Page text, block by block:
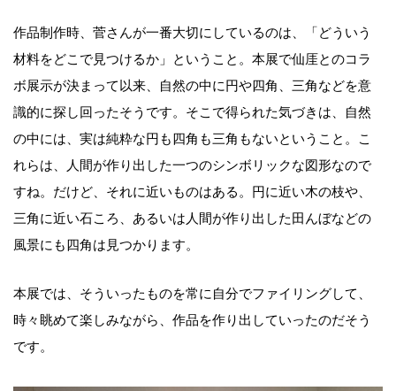
作品制作時、菅さんが一番大切にしているのは、「どういう
材料をどこで見つけるか」ということ。本展で仙厓とのコラ
ボ展示が決まって以来、自然の中に円や四角、三角などを意
識的に探し回ったそうです。そこで得られた気づきは、自然
の中には、実は純粋な円も四角も三角もないということ。こ
れらは、人間が作り出した一つのシンボリックな図形なので
すね。だけど、それに近いものはある。円に近い木の枝や、
三角に近い石ころ、あるいは人間が作り出した田んぼなどの
風景にも四角は見つかります。
本展では、そういったものを常に自分でファイリングして、
時々眺めて楽しみながら、作品を作り出していったのだそう
です。